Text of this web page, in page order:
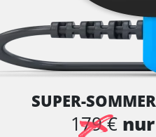
SUPER-
179 €